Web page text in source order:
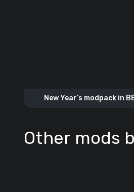
New Year’s modpack in
Other mods